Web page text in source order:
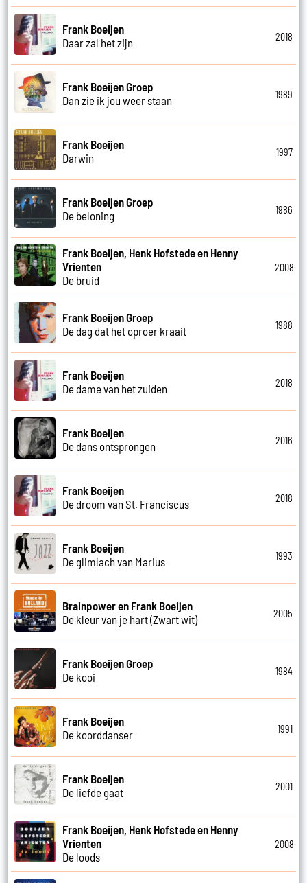
Frank Boeijen
Daar zal het zijn
2018
Frank Boeijen Groep
Dan zie ik jou weer staan
1989
Frank Boeijen
Darwin
1997
Frank Boeijen Groep
De beloning
1986
Frank Boeijen, Henk Hofstede en Henny
Vrienten
De bruid
2008
Frank Boeijen Groep
De dag dat het oproer kraait
1988
Frank Boeijen
De dame van het zuiden
2018
Frank Boeijen
De dans ontsprongen
2016
Frank Boeijen
De droom van St. Franciscus
2018
Frank Boeijen
De glimlach van Marius
1993
Brainpower en Frank Boeijen
De kleur van je hart (Zwart wit)
2005
Frank Boeijen Groep
De kooi
1984
Frank Boeijen
De koorddanser
1991
Frank Boeijen
De liefde gaat
2001
Frank Boeijen, Henk Hofstede en Henny
Vrienten
De loods
2008